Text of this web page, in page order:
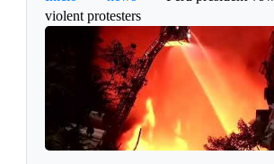
violent protesters